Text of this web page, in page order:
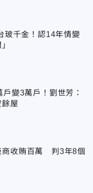
玻千金！認14年情變
變3萬戶！劉世芳：
屋
商收賄百萬 判3年8個